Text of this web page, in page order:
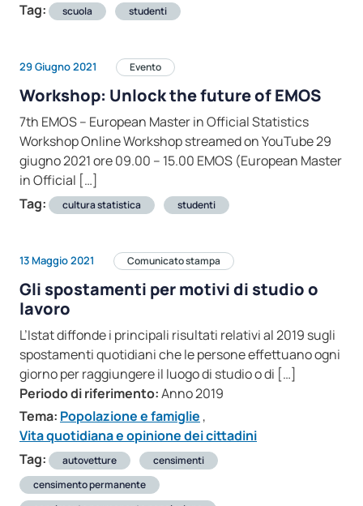
Tag:
scuola studenti
29 Giugno 2021 Evento
Workshop: Unlock the future of EMOS
7th EMOS – European Master in Official Statistics
Workshop Online Workshop streamed on YouTube 29
giugno 2021 ore 09.00 – 15.00 EMOS (European Master
in Official […]
Tag:
cultura statistica studenti
13 Maggio 2021 Comunicato stampa
Gli spostamenti per motivi di studio o
lavoro
L’Istat diffonde i principali risultati relativi al 2019 sugli
spostamenti quotidiani che le persone effettuano ogni
giorno per raggiungere il luogo di studio o di […]
Periodo di riferimento:Anno 2019
Tema: Popolazione e famiglie ,
Vita quotidiana e opinione dei cittadini
Tag:
autovetture
censimenti
censimento permanente